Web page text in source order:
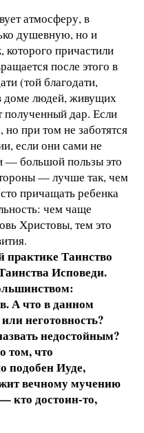
атмосферу, в
душевную, но и
причастили
после этого в
(той благодати,
доме людей, живущих
полученный дар. Если
при том не заботятся
если они сами не
— большой пользы это
— лучше так, чем
причащать ребенка
чем чаще
Христовы, тем это
Таинство
Исповеди.
А что в данном
неготовность?
недостойным?
том, что
подобен Иуде,
вечному мучению
кто достоин-то,